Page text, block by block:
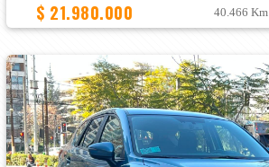
$ 21.980.000 40.466 Km